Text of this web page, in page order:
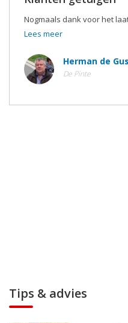
Nogmaals dank voor het
Lees meer
Herman de
De Pinte
Tips & advies